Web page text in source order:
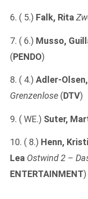
6. ( 5.) Falk, Rita
7. ( 6.) Musso,
(PENDO)
8. ( 4.) Adler-
Grenzenlose (DTV)
9. ( WE.) Suter,
10. ( 8.) Henn,
Lea Ostwind 2 –
ENTERTAINMENT)